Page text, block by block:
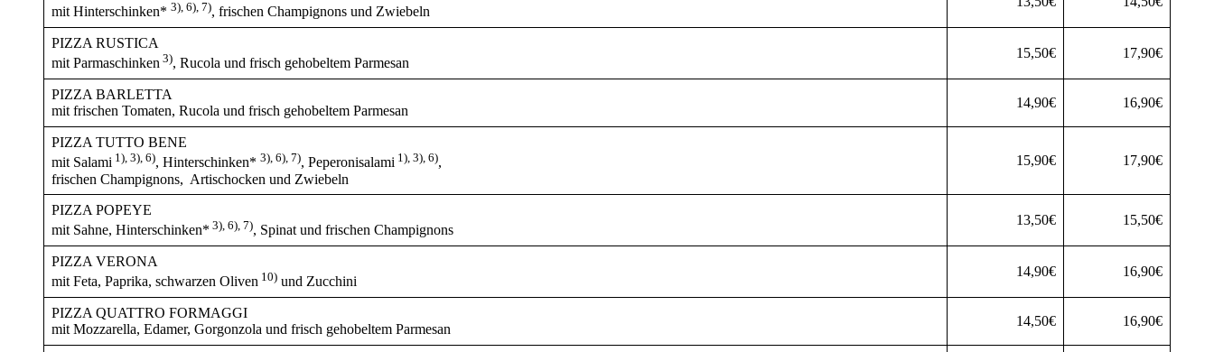
mit Hinterschinken* 3), 6), 7), frischen Champignons und Zwiebeln
PIZZA RUSTICA
mit Parmaschinken 3), Rucola und frisch gehobeltem Parmesan
15,50€ 17,90€
PIZZA BARLETTA
mit frischen Tomaten, Rucola und frisch gehobeltem Parmesan
14,90€ 16,90€
PIZZA TUTTO BENE
mit Salami 1), 3), 6), Hinterschinken* 3), 6), 7), Peperonisalami 1), 3), 6),
frischen Champignons, Artischocken und Zwiebeln
15,90€ 17,90€
PIZZA POPEYE
mit Sahne, Hinterschinken* 3), 6), 7), Spinat und frischen Champignons
13,50€ 15,50€
PIZZA VERONA
mit Feta, Paprika, schwarzen Oliven 10) und Zucchini
14,90€ 16,90€
PIZZA QUATTRO FORMAGGI
mit Mozzarella, Edamer, Gorgonzola und frisch gehobeltem Parmesan
14,50€ 16,90€